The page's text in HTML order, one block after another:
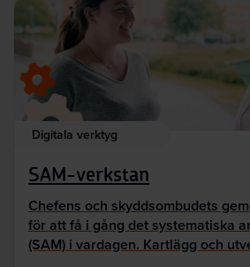
Digitala verktyg
SAM-verkstan
Chefens och skyddsombudets
för att få i gång det systematiska
(SAM) i vardagen. Kartlägg och